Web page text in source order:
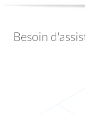
Besoin